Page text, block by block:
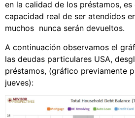
en la calidad de los préstamos, es
capacidad real de ser atendidos
muchos nunca serán devueltos.
A continuación observamos el
las deudas particulares USA,
préstamos, (gráfico previamente
jueves):